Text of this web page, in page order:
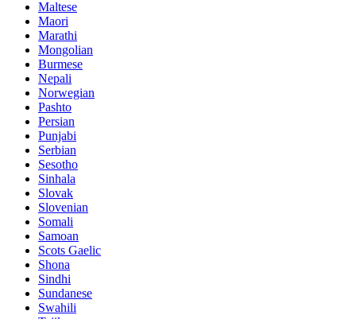
Maltese
Maori
Marathi
Mongolian
Burmese
Nepali
Norwegian
Pashto
Persian
Punjabi
Serbian
Sesotho
Sinhala
Slovak
Slovenian
Somali
Samoan
Scots Gaelic
Shona
Sindhi
Sundanese
Swahili